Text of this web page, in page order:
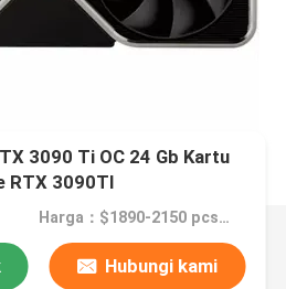
3090 Ti OC 24 Gb Kartu
RTX 3090TI
Harga：$1890-2150 pcs Negotiable
Hubungi kami